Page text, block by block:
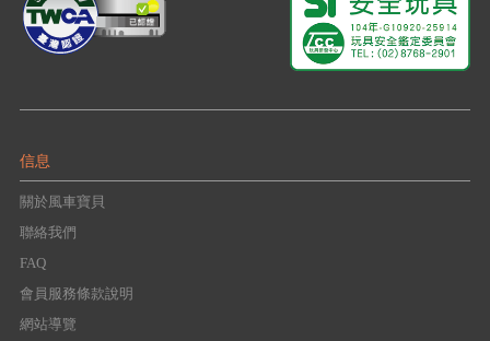
信息
關於風車寶貝
聯絡我們
FAQ
會員服務條款說明
網站導覽